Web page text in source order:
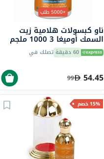
+5000 طلب
ناو كبسولات هلامية زيت
السمك أوميغا 3 1000 ملجم
180 EPA / 120 DHA حزمة من
100 60 دقيقة تصلك في
54.45
99
15% خصم